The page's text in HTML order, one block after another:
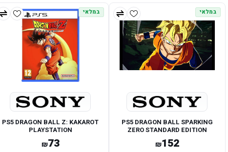
במלאי
PS5 DRAGON BALL SPARKING
ZERO STANDARD EDITION
PLAYSTATION
₪152
במלאי
PS5 DRAGON BALL Z: KAKAROT
PLAYSTATION
₪73